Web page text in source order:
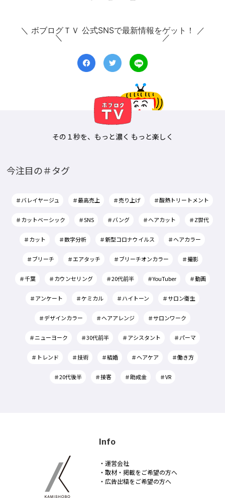
＼ ボブログＴＶ 公式SNSで最新情報をゲット！ ／
その１秒を、もっと濃く もっと楽しく
今注目の＃タグ
＃バレイヤージュ ＃最高売上 ＃売り上げ ＃酸熱トリートメント
＃カットベーシック ＃SNS ＃バング ＃ヘアカット ＃Z世代
＃カット ＃数字分析 ＃新型コロナウイルス ＃ヘアカラー
＃ブリーチ ＃エアタッチ ＃ブリーチオンカラー ＃撮影
＃千葉 ＃カウンセリング ＃20代前半 ＃YouTuber ＃動画
＃アンケート ＃ケミカル ＃ハイトーン ＃サロン衛生
＃デザインカラー ＃ヘアアレンジ ＃サロンワーク
＃ニューヨーク ＃30代前半 ＃アシスタント ＃パーマ
＃トレンド ＃技術 ＃結婚 ＃ヘアケア ＃働き方
＃20代後半 ＃接客 ＃助成金 ＃VR
Info
・運営会社
・取材・掲載をご希望の方へ
・広告出稿をご希望の方へ